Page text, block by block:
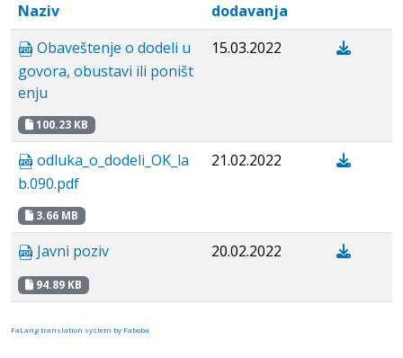
Naziv
dodavanja
Obaveštenje o dodeli u
govora, obustavi ili poništ
enju
100.23 KB
15.03.2022
odluka_o_dodeli_OK_la
b.090.pdf
3.66 MB
21.02.2022
Javni poziv
94.89 KB
20.02.2022
FaLang translation system by Faboba